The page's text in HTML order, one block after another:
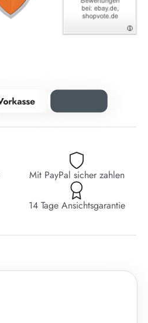
Mit PayPal sicher zahlen
14 Tage Ansichtsgarantie